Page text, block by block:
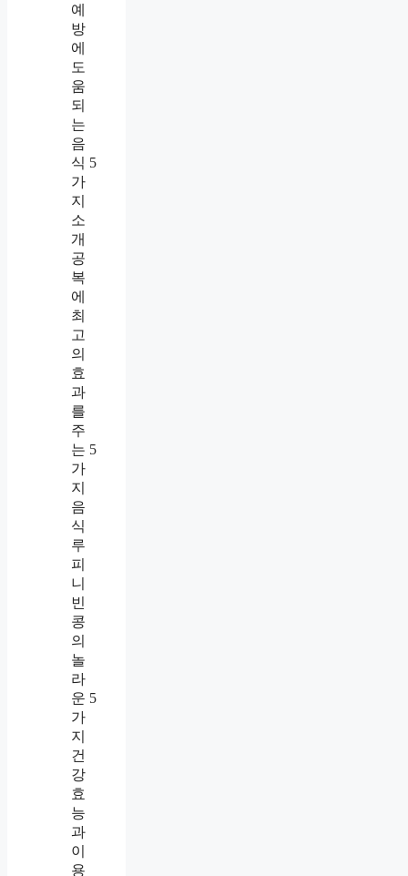
예
방
에
도
움
되
는
음
식 5
가
지
소
개
공
복
에
최
고
의
효
과
를
주
는 5
가
지
음
식
루
피
니
빈
콩
의
놀
라
운 5
가
지
건
강
효
능
과
이
용